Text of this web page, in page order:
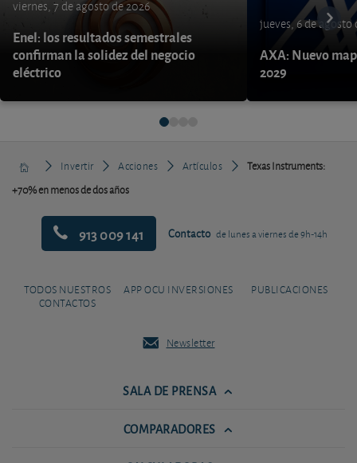
viernes, 7 de agosto de 2026
Enel: los resultados semestrales
confirman la solidez del negocio
eléctrico
jueves, 6 de agosto
AXA: Nuevo
2029
Invertir Acciones Artículos
Texas Instruments:
+70% en menos de dos años
913 009 141 Contacto de lunes a viernes de 9h-14h
TODOS NUESTROS
CONTACTOS
APP OCU INVERSIONES PUBLICACIONES
Newsletter
SALA DE PRENSA
COMPARADORES